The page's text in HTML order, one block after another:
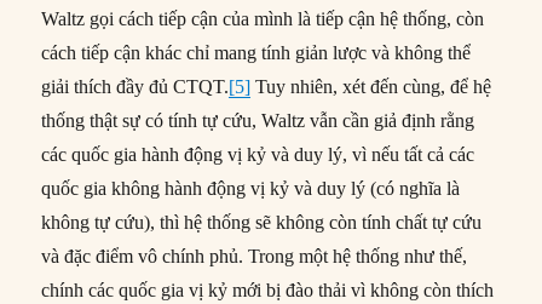
Waltz gọi cách tiếp cận của mình là tiếp cận hệ thống, còn
cách tiếp cận khác chỉ mang tính giản lược và không thể
giải thích đầy đủ CTQT.[5] Tuy nhiên, xét đến cùng, để hệ
thống thật sự có tính tự cứu, Waltz vẫn cần giả định rằng
các quốc gia hành động vị kỷ và duy lý, vì nếu tất cả các
quốc gia không hành động vị kỷ và duy lý (có nghĩa là
không tự cứu), thì hệ thống sẽ không còn tính chất tự cứu
và đặc điểm vô chính phủ. Trong một hệ thống như thế,
chính các quốc gia vị kỷ mới bị đào thải vì không còn thích